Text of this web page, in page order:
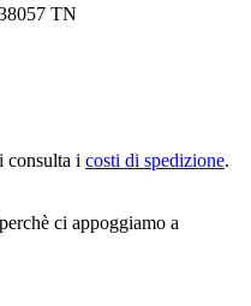
TN
consulta i costi di spedizione.
ci appoggiamo a